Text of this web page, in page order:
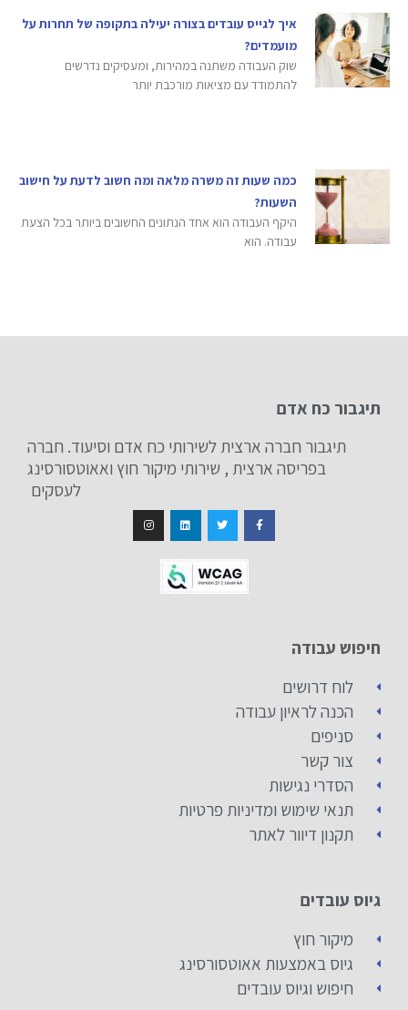
איך לגייס עובדים בצורה יעילה בתקופה של תחרות על
מועמדים?
שוק העבודה משתנה במהירות, ומעסיקים נדרשים
להתמודד עם מציאות מורכבת יותר
כמה שעות זה משרה מלאה ומה חשוב לדעת על חישוב
השעות?
היקף העבודה הוא אחד הנתונים החשובים ביותר בכל הצעת
עבודה. הוא
תיגבור כח אדם
תיגבור חברה ארצית לשירותי כח אדם וסיעוד. חברה
בפריסה ארצית , שירותי מיקור חוץ ואאוטסורסינג
לעסקים
חיפוש עבודה
לוח דרושים
הכנה לראיון עבודה
סניפים
צור קשר
הסדרי נגישות
תנאי שימוש ומדיניות פרטיות
תקנון דיוור לאתר
גיוס עובדים
מיקור חוץ
גיוס באמצעות אאוטסורסינג
חיפוש וגיוס עובדים